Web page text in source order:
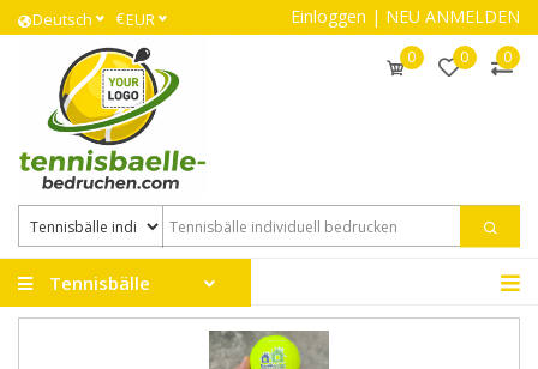
Deutsch €EUR Einloggen | NEU ANMELDEN
0 0 0
Tennisbälle